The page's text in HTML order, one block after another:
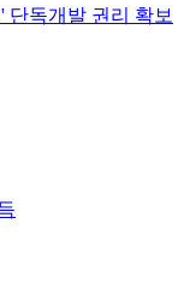
단독개발 권리 확보